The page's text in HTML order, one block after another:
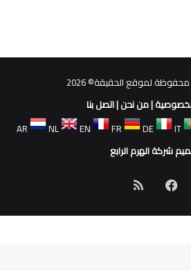
لموقع الحقيقة© 2026
|من نحن|اتصل بنا
AR
NL EN FR DE IT
شركة الهرم الرابع
فيسبوكملخص
الموقع